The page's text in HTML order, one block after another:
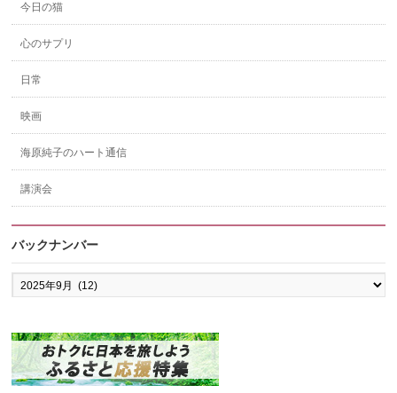
今日の猫
心のサプリ
日常
映画
海原純子のハート通信
講演会
バックナンバー
バ
ッ
ン
バ
ー